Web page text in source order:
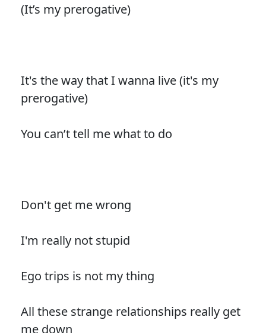
(It’s my prerogative)
It's the way that I wanna live (it's my
prerogative)
You can’t tell me what to do
Don't get me wrong
I'm really not stupid
Ego trips is not my thing
All these strange relationships really get
me down